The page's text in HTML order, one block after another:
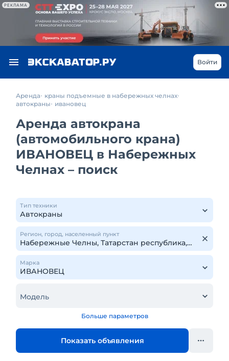
РЕКЛАМА
Войти
Аренда
краны подъемные в набережных челнах
автокраны
ивановец
Аренда автокрана
(автомобильного крана)
ИВАНОВЕЦ в Набережных
Челнах – поиск
Тип техники
Регион, город, населенный пункт
Марка
Модель
Больше параметров
Показать объявления